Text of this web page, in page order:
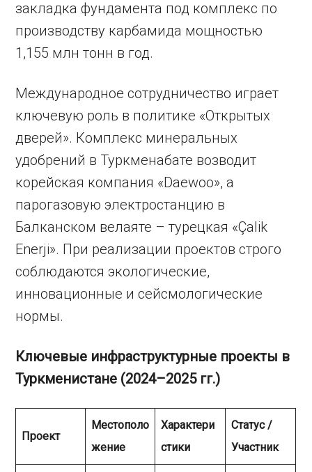
закладка фундамента под комплекс по
производству карбамида мощностью
1,155 млн тонн в год.
Международное сотрудничество играет
ключевую роль в политике «Открытых
дверей». Комплекс минеральных
удобрений в Туркменабате возводит
корейская компания «Daewoo», а
парогазовую электростанцию в
Балканском велаяте – турецкая «Çalik
Enerji». При реализации проектов строго
соблюдаются экологические,
инновационные и сейсмологические
нормы.
Ключевые инфраструктурные проекты в
Туркменистане (2024–2025 гг.)
Проект
Местополо
жение
Характери
стики
Статус /
Участник